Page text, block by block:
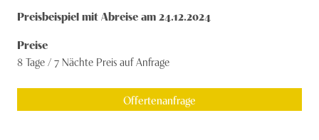
Preisbeispiel mit Abreise am 24.12.2024
Preise
8 Tage / 7 Nächte Preis auf Anfrage
Offertenanfrage